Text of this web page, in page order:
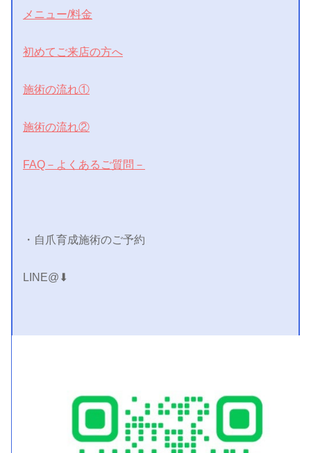
メニュー/料金
初めてご来店の方へ
施術の流れ①
施術の流れ②
FAQ－よくあるご質問－
・自爪育成施術のご予約
LINE@⬇︎